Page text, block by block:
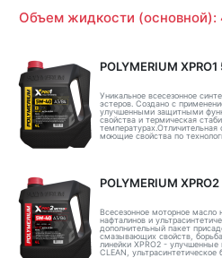
Объем жидкости (основной):
POLYMERIUM
Уникальное всесезонное
эстеров. Создано с
улучшенными защитными
свойства и термическая
температурах.Отличительная
моющие свойства по
POLYMERIUM
Всесезонное моторное масло
нафталинов и
дополнительный пакет
смазывающих свойств,
линейки XPRO2 -
CLEAN, ультрасинтетическое